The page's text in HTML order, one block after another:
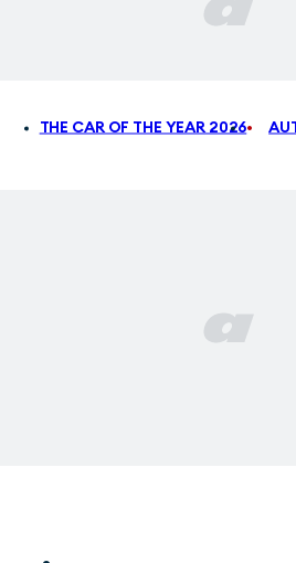
THE CAR OF THE YEAR 2026